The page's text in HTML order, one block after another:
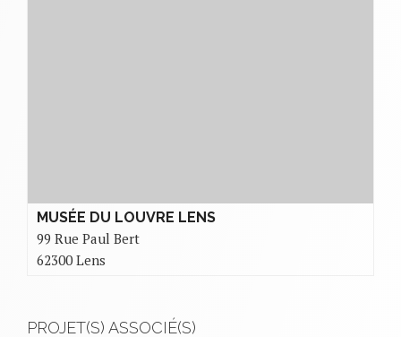
MUSÉE DU LOUVRE LENS
99 Rue Paul Bert
62300 Lens
PROJET(S) ASSOCIÉ(S)